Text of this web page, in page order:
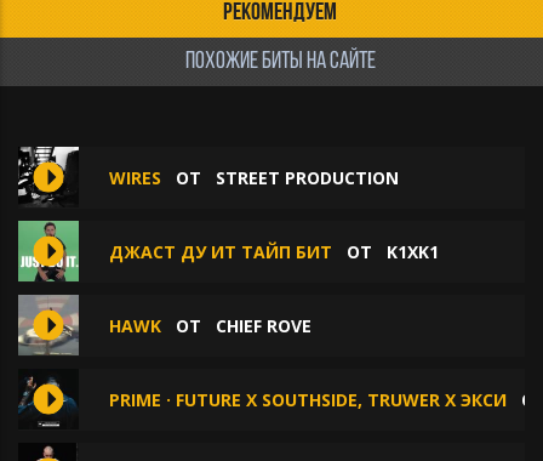
РЕКОМЕНДУЕМ
ПОХОЖИЕ БИТЫ НА САЙТЕ
WIRES ОТ STREET PRODUCTION
ДЖАСТ ДУ ИТ ТАЙП БИТ ОТ K1XK1
HAWK ОТ CHIEF ROVE
PRIME · FUTURE X SOUTHSIDE, TRUWER X ЭКСИ